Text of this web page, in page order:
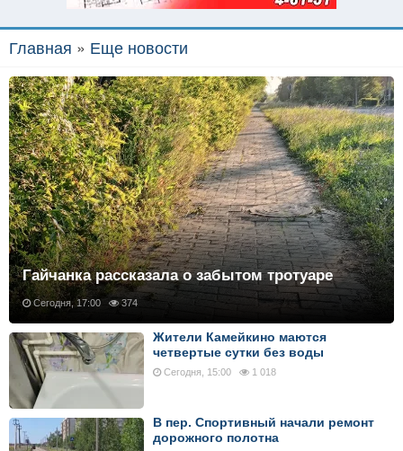
Главная » Еще новости
Гайчанка рассказала о забытом тротуаре
Сегодня, 17:00 374
Жители Камейкино маются
четвертые сутки без воды
Сегодня, 15:00 1 018
В пер. Спортивный начали ремонт
дорожного полотна